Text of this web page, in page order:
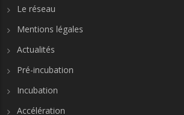
Le réseau
Mentions légales
Actualités
Pré-incubation
Incubation
Accélération